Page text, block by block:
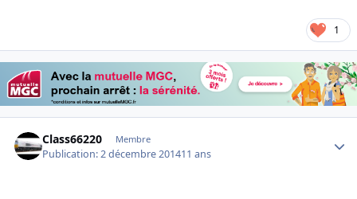
1
Class66220 Membre
Publication:2 décembre 201411 ans